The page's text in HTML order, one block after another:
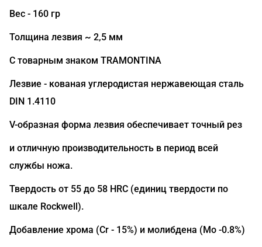
Вес - 160 гр
Толщина лезвия ~ 2,5 мм
С товарным знаком TRAMONTINA
Лезвие - кованая углеродистая нержавеющая сталь
DIN 1.4110
V-образная форма лезвия обеспечивает точный рез
и отличную производительность в период всей
службы ножа.
Твердость от 55 до 58 HRC (единиц твердости по
шкале Rockwell).
Добавление хрома (Сr - 15%) и молибдена (Mo -0.8%)